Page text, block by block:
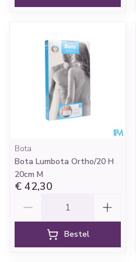
Bota
Bota Lumbota Ortho/20 H
20cm M
€ 42,30
Bestel